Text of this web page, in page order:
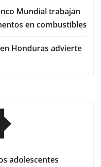
Mundial trabajan
en combustibles
Honduras advierte
adolescentes